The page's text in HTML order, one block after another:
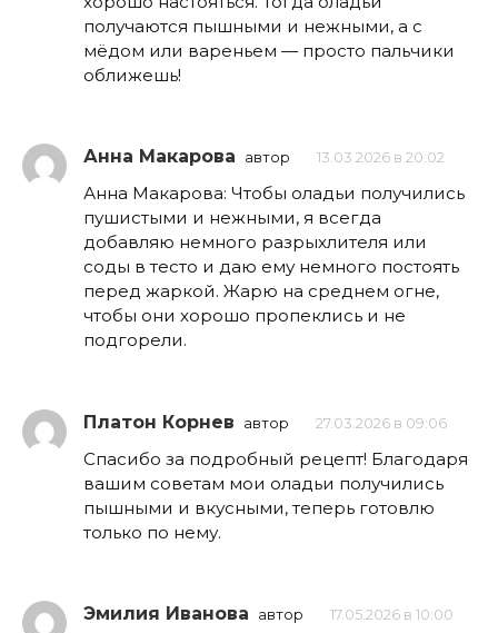
получаются пышными и нежными, а с
мёдом или вареньем — просто пальчики
оближешь!
Анна Макарова автор 13.03.2026 в 20:02
Анна Макарова: Чтобы оладьи получились
пушистыми и нежными, я всегда
добавляю немного разрыхлителя или
соды в тесто и даю ему немного постоять
перед жаркой. Жарю на среднем огне,
чтобы они хорошо пропеклись и не
подгорели.
Платон Корнев автор 27.03.2026 в 09:06
Спасибо за подробный рецепт! Благодаря
вашим советам мои оладьи получились
пышными и вкусными, теперь готовлю
только по нему.
Эмилия Иванова автор 17.05.2026 в 10:00